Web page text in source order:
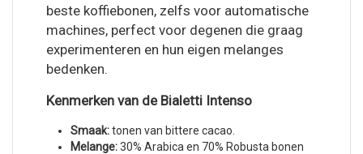
beste koffiebonen, zelfs voor automatische
machines, perfect voor degenen die graag
experimenteren en hun eigen melanges
bedenken.
Kenmerken van de Bialetti Intenso
Smaak:tonen van bittere cacao.
Melange:30% Arabica en 70% Robusta bonen